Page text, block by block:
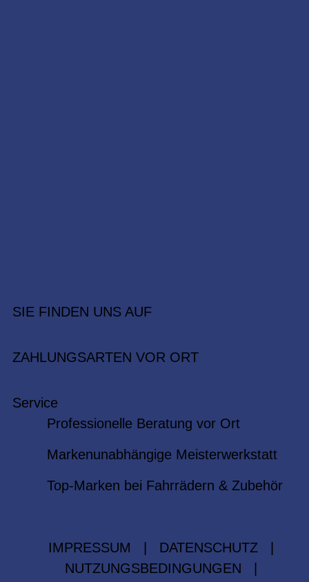
SIE FINDEN UNS AUF
ZAHLUNGSARTEN VOR ORT
Service
Professionelle Beratung vor Ort
Markenunabhängige Meisterwerkstatt
Top-Marken bei Fahrrädern & Zubehör
IMPRESSUM DATENSCHUTZ
NUTZUNGSBEDINGUNGEN